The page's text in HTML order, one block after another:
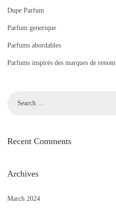
Dupe Parfum
Parfum generique
Parfums abordables
Parfums inspirés des marques de renom
Recent Comments
Archives
March 2024